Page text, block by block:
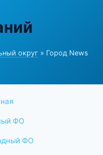
округ » Город News
ФО
ФО